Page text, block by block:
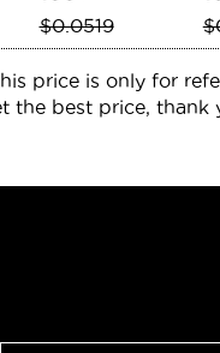
$0.0519
price is only for
the best price, thank